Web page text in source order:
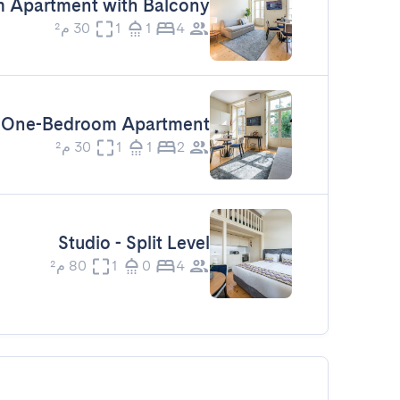
Apartment with Balcony
4
1
1 30 م²
One-Bedroom Apartment
2
1
1 30 م²
Studio - Split Level
4
0
1 80 م²